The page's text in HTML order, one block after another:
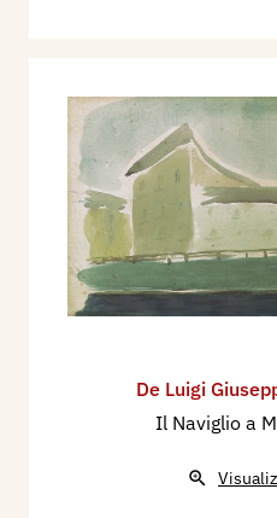
De Luigi
Il Naviglio a